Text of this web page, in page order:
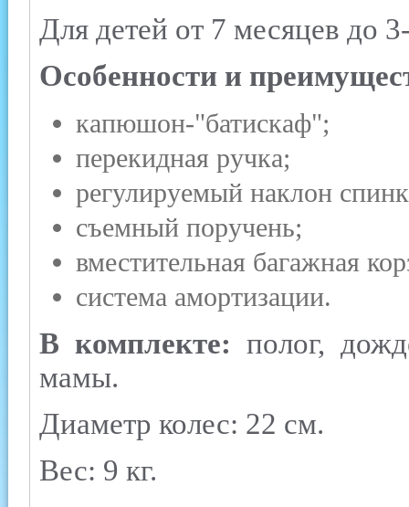
Для детей от 7 месяцев до
Особенности и
капюшон-"батискаф";
перекидная ручка;
регулируемый наклон
съемный поручень;
вместительная багажная
система амортизации.
В комплекте: полог,
мамы.
Диаметр колес: 22 см.
Вес: 9 кг.